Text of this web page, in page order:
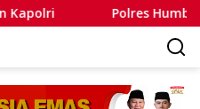
Polres Humbahas